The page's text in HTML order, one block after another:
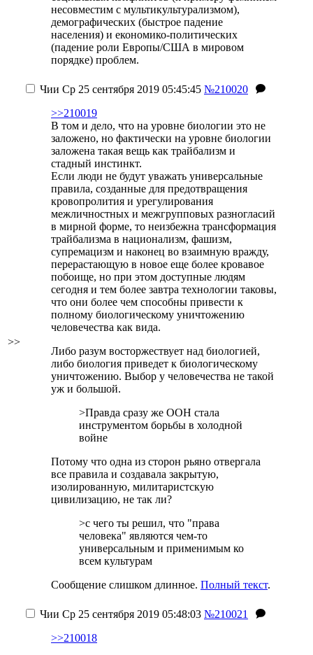
несовместим с мультикультурализмом),
демографических (быстрое падение
населения) и економико-политических
(падение роли Европы/США в мировом
порядке) проблем.
>>
Чии Ср 25 сентября 2019 05:45:45 №210020
>>210019
В том и дело, что на уровне биологии это не
заложено, но фактически на уровне биологии
заложена такая вещь как трайбализм и
стадный инстинкт.
Если люди не будут уважать универсальные
правила, созданные для предотвращения
кровопролития и урегулирования
межличностных и межгрупповых разногласий
в мирной форме, то неизбежна трансформация
трайбализма в национализм, фашизм,
супремацизм и наконец во взаимную вражду,
перерастающую в новое еще более кровавое
побоище, но при этом доступные людям
сегодня и тем более завтра технологии таковы,
что они более чем способны привести к
полному биологическому уничтожению
человечества как вида.
Либо разум восторжествует над биологией,
либо биология приведет к биологическому
уничтожению. Выбор у человечества не такой
уж и большой.
>Правда сразу же ООН стала
инструментом борьбы в холодной
войне
Потому что одна из сторон рьяно отвергала
все правила и создавала закрытую,
изолированную, милитаристскую
цивилизацию, не так ли?
>с чего ты решил, что "права
человека" являются чем-то
универсальным и применимым ко
всем культурам
Сообщение слишком длинное. Полный текст.
Чии Ср 25 сентября 2019 05:48:03 №210021
>>210018